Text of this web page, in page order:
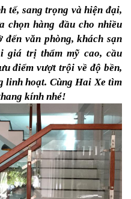
tế, sang trọng và hiện đại,
chọn hàng đầu cho nhiều
văn phòng, khách sạn
giá trị thẩm mỹ cao, cầu
điểm vượt trội về độ bền,
linh hoạt. Cùng Hai Xe tìm
kính nhé!